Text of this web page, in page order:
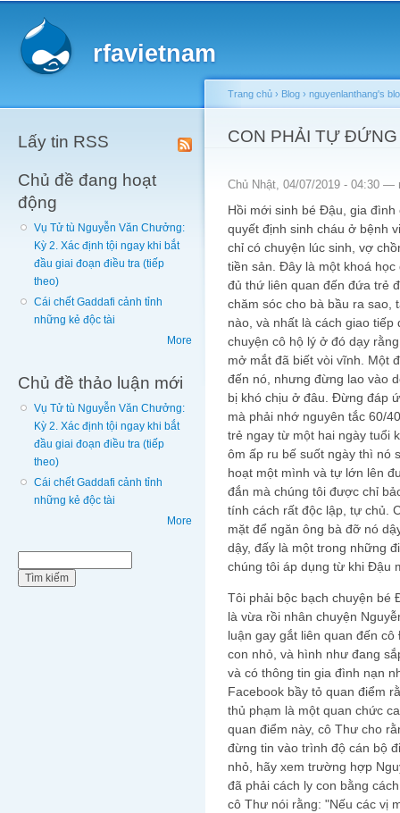
rfavietnam
Lấy tin RSS
Chủ đề đang hoạt
động
Vụ Tử tù Nguyễn Văn Chưởng:
Kỳ 2. Xác định tội ngay khi bắt
đầu giai đoạn điều tra (tiếp
theo)
Cái chết Gaddafi cảnh tỉnh
những kẻ độc tài
More
Chủ đề thảo luận mới
Vụ Tử tù Nguyễn Văn Chưởng:
Kỳ 2. Xác định tội ngay khi bắt
đầu giai đoạn điều tra (tiếp
theo)
Cái chết Gaddafi cảnh tỉnh
những kẻ độc tài
More
You are here
Trang chủ › Blog › nguyenlanthang's
CON PHẢI TỰ
Chủ Nhật, 04/07/2019 - 04:30 —
Hồi mới sinh bé Đậu, gia
quyết định sinh cháu ở bệnh
chỉ có chuyện lúc sinh, vợ
tiền sản. Đây là một khoá
đủ thứ liên quan đến đứa trẻ
chăm sóc cho bà bầu ra sao,
nào, và nhất là cách giao
chuyện cô hộ lý ở đó dạy
mở mắt đã biết vòi vĩnh. Một
đến nó, nhưng đừng lao vào
bị khó chịu ở đâu. Đừng đáp
mà phải nhớ nguyên tắc 60/
trẻ ngay từ một hai ngày tuổi
ôm ấp ru bế suốt ngày thì nó
hoạt một mình và tự lớn lên
đắn mà chúng tôi được chỉ
tính cách rất độc lập, tự chủ.
mặt để ngăn ông bà đỡ nó
dậy, đấy là một trong những
chúng tôi áp dụng từ khi Đậu
Tôi phải bộc bạch chuyện bé
là vừa rồi nhân chuyện
luận gay gắt liên quan đến
con nhỏ, và hình như đang
và có thông tin gia đình nạn
Facebook bầy tỏ quan điểm
thủ phạm là một quan chức
quan điểm này, cô Thư cho
đừng tin vào trình độ cán bộ
nhỏ, hãy xem trường hợp
đã phải cách ly con bằng
cô Thư nói rằng: "Nếu các vị